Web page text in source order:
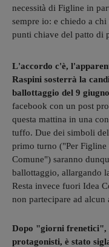
necessità di Figline in
sempre io: e chiedo a
punti chiave del patto di
L'accordo c'è,
Raspini sosterrà la
ballottaggio del 9
facebook con un post
questa mattina in una
tuffo. Due dei simboli
primo turno ("Per
Comune") saranno
ballottaggio, allargando
Resta invece fuori Idea
non partecipare ad alcun
Dopo "giorni frenetici",
protagonisti, è stato